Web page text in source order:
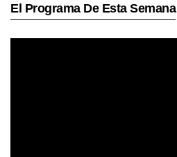
El Programa De Esta Semana